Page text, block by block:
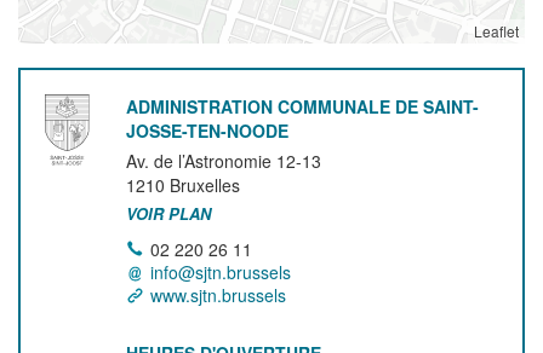
Leaflet
ADMINISTRATION COMMUNALE DE SAINT-
JOSSE-TEN-NOODE
Av. de l’Astronomie 12-13
1210 Bruxelles
VOIR PLAN
02 220 26 11
info@sjtn.brussels
www.sjtn.brussels